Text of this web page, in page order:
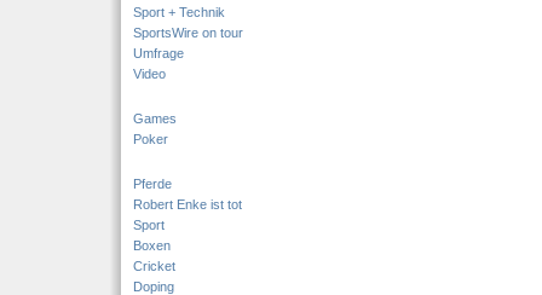
Sport + Technik
SportsWire on tour
Umfrage
Video
Games
Poker
Pferde
Robert Enke ist tot
Sport
Boxen
Cricket
Doping